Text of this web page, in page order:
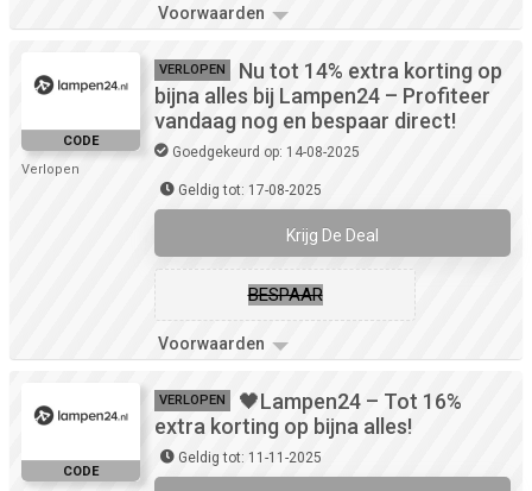
Voorwaarden
CODE
Verlopen
VERLOPEN
Nu tot 14% extra korting op
bijna alles bij Lampen24 – Profiteer
vandaag nog en bespaar direct!
Goedgekeurd op: 14-08-2025
Geldig tot: 17-08-2025
Krijg De Deal
BESPAAR
Voorwaarden
CODE
VERLOPEN
🖤Lampen24 – Tot 16%
extra korting op bijna alles!
Geldig tot: 11-11-2025